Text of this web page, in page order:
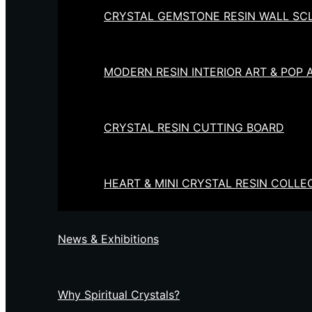
CRYSTAL GEMSTONE RESIN WALL
MODERN RESIN INTERIOR ART & POP
CRYSTAL RESIN CUTTING BOARD
HEART & MINI CRYSTAL RESIN
News & Exhibitions
Why Spiritual Crystals?